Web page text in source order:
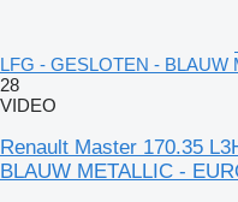
LFG - GESLOTEN - BLAUW
28
VIDEO
Renault Master 170.35
BLAUW METALLIC -